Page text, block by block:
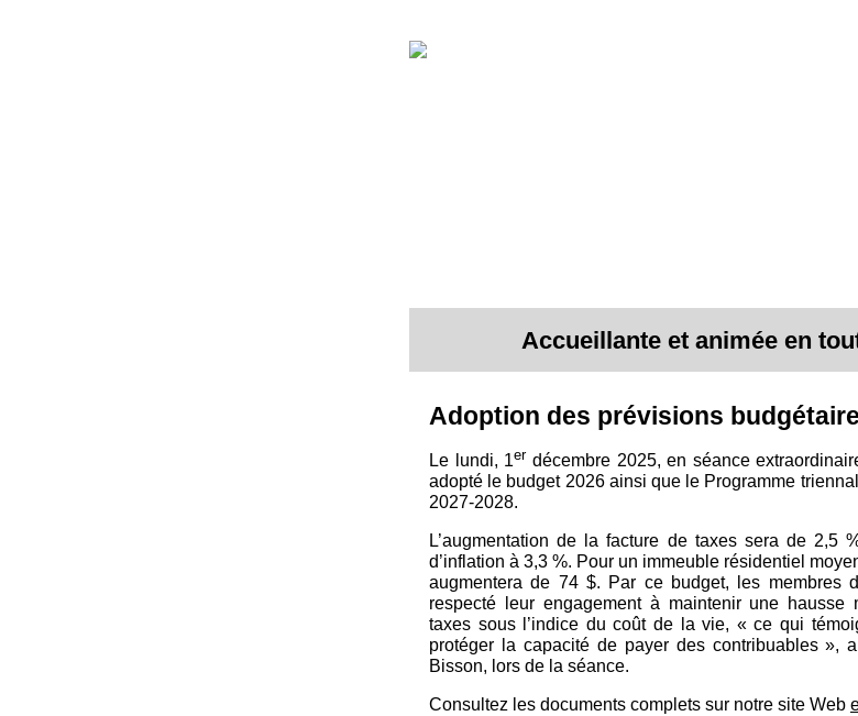
Accueillante et animée en
Adoption des prévisions
Le lundi, 1er décembre 2025, en séance
adopté le budget 2026 ainsi que le Programme
2027-2028.
L’augmentation de la facture de taxes sera de 2,5
d’inflation à 3,3 %. Pour un immeuble résidentiel
augmentera de 74 $. Par ce budget, les membres
respecté leur engagement à maintenir une hausse
taxes sous l’indice du coût de la vie, « ce qui
protéger la capacité de payer des contribuables »,
Bisson, lors de la séance.
Consultez les documents complets sur notre site Web